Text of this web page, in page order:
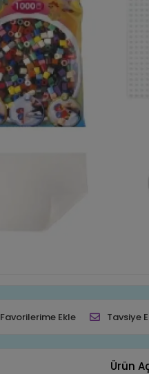
Favorilerime Ekle Tavsiye
Ürün